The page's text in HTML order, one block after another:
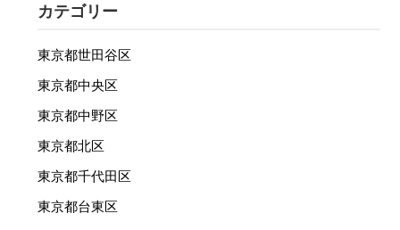
カテゴリー
東京都世田谷区
東京都中央区
東京都中野区
東京都北区
東京都千代田区
東京都台東区